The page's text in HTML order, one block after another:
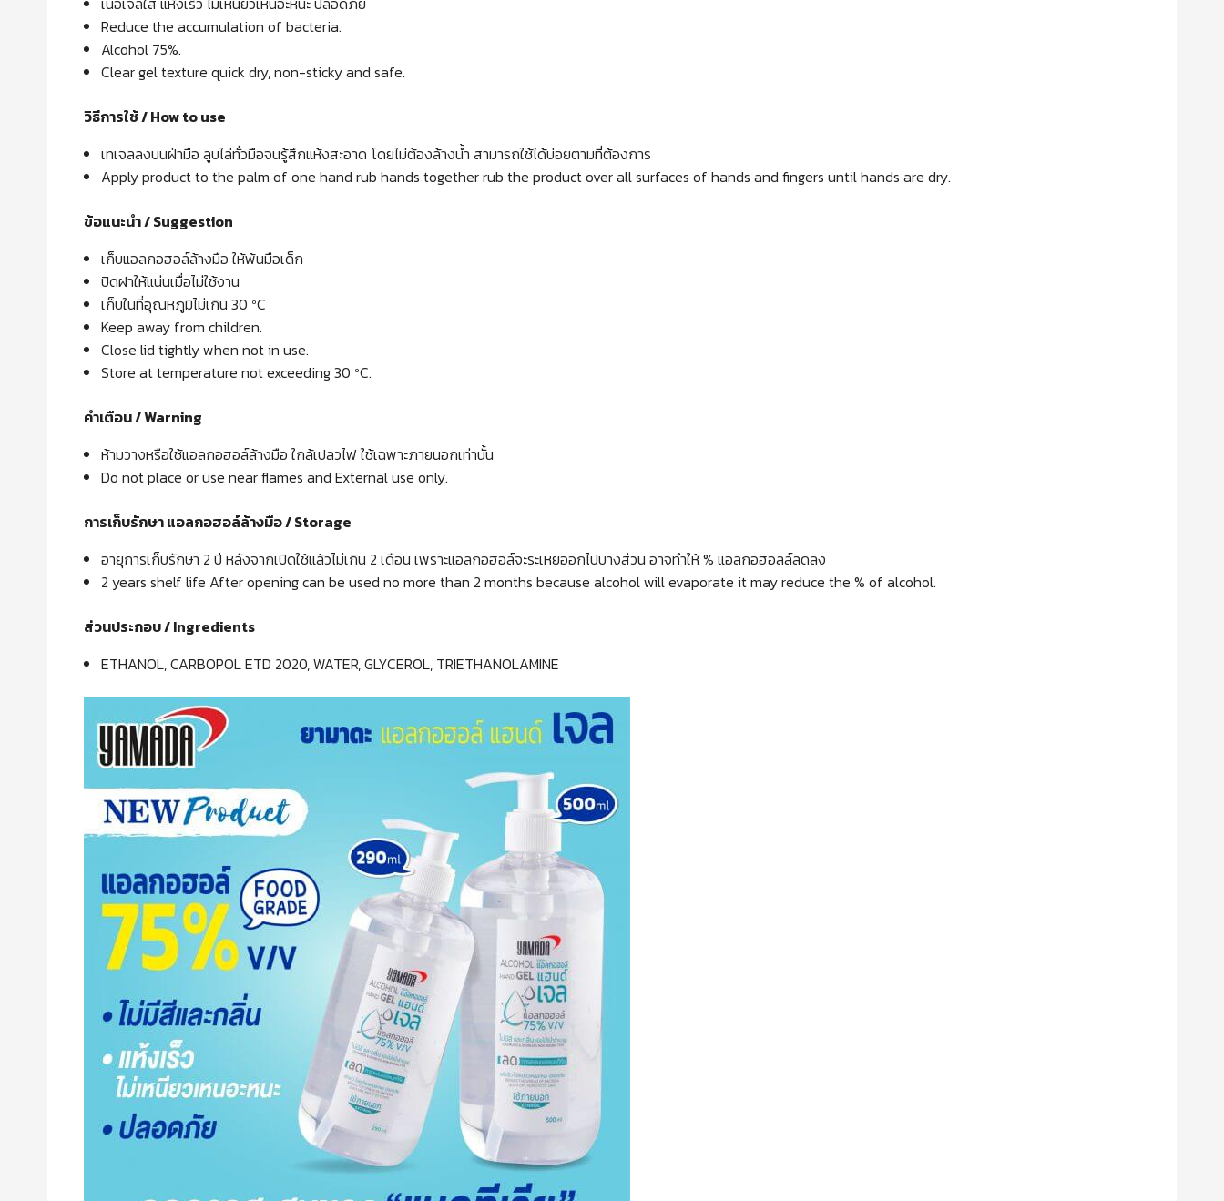
Reduce the accumulation of bacteria.
Alcohol 75%.
Clear gel texture quick dry, non-sticky and safe.
วิธีการใช้ / How to use
เทเจลลงบนฝ่ามือ ลูบไล่ทั่วมือจนรู้สึกแห้งสะอาด โดยไม่ต้องล้างน้ำ สามารถใช้ได้บ่อยตามที่ต้องการ
Apply product to the palm of one hand rub hands together rub the product over all surfaces of hands and fingers until hands are dry.
ข้อแนะนำ /Suggestion
เก็บแอลกอฮอล์ล้างมือ ให้พ้นมือเด็ก
ปิดฝาให้แน่นเมื่อไม่ใช้งาน
เก็บในที่อุณหภูมิไม่เกิน30 ºC
Keep away from children.
Close lid tightly when not in use.
Store at temperature not exceeding 30 ºC.
คำเตือน /Warning
ห้ามวางหรือใช้แอลกอฮอล์ล้างมือ ใกล้เปลวไฟ ใช้เฉพาะภายนอกเท่านั้น
Do not place or use near flames and External use only.
การเก็บรักษา แอลกอฮอล์ล้างมือ /Storage
อายุการเก็บรักษา 2 ปี หลังจากเปิดใช้แล้วไม่เกิน 2 เดือน เพราะแอลกอฮอล์จะระเหยออกไปบางส่วน อาจทำให้ % แอลกอฮอลล์ลดลง
2 years shelf life After opening can be used no more than 2 months because alcohol will evaporate it may reduce the % of alcohol.
ส่วนประกอบ / Ingredients
ETHANOL, CARBOPOL ETD 2020, WATER, GLYCEROL, TRIETHANOLAMINE